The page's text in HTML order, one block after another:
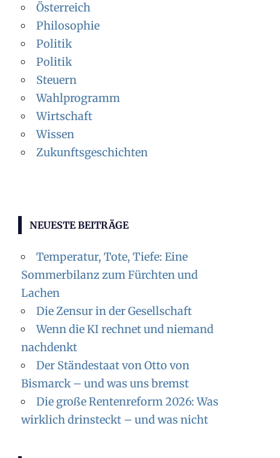
Österreich
Philosophie
Politik
Politik
Steuern
Wahlprogramm
Wirtschaft
Wissen
Zukunftsgeschichten
NEUESTE BEITRÄGE
Temperatur, Tote, Tiefe: Eine
Sommerbilanz zum Fürchten und
Lachen
Die Zensur in der Gesellschaft
Wenn die KI rechnet und niemand
nachdenkt
Der Ständestaat von Otto von
Bismarck – und was uns bremst
Die große Rentenreform 2026: Was
wirklich drinsteckt – und was nicht